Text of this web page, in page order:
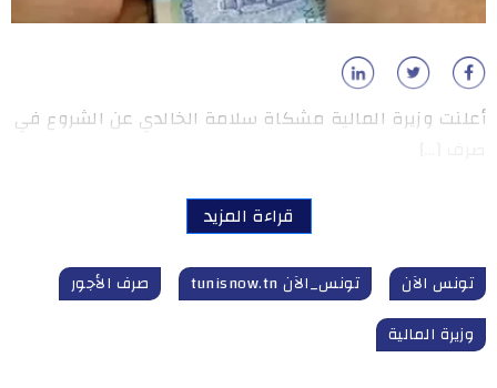
أعلنت وزيرة المالية مشكاة سلامة الخالدي عن الشروع في
قراءة المزيد
تونس الآن تونس_الآن tunisnow.tn
صرف الأجور
وزيرة المالية